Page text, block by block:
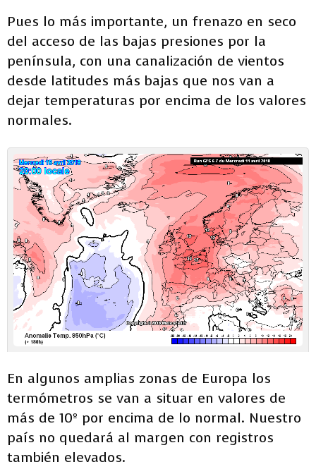
Pues lo más importante, un frenazo en seco
del acceso de las bajas presiones por la
península, con una canalización de vientos
desde latitudes más bajas que nos van a
dejar temperaturas por encima de los valores
normales.
En algunos amplias zonas de Europa los
termómetros se van a situar en valores de
más de 10º por encima de lo normal. Nuestro
país no quedará al margen con registros
también elevados.